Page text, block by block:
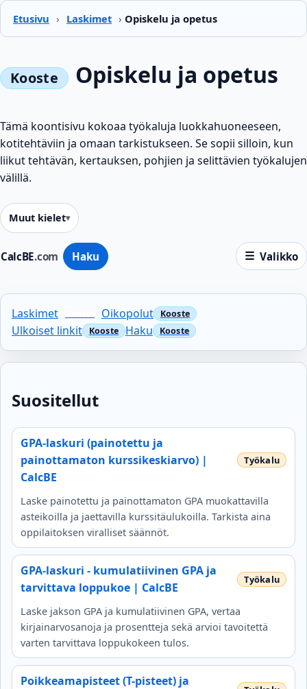
Etusivu › Laskimet › Opiskelu ja opetus
CalcBE.com Haku Valikko
Opiskelu ja opetus
Tämä koontisivu kokoaa työkaluja luokkahuoneeseen,
kotitehtäviin ja omaan tarkistukseen. Se sopii silloin, kun
liikut tehtävän, kertauksen, pohjien ja selittävien työkalujen
välillä.
Muut kielet
Laskimet
Oikopolut
Ulkoiset linkit
Haku
Suositellut
GPA-laskuri (painotettu ja
painottamaton kurssikeskiarvo) |
CalcBE
Laske painotettu ja painottamaton GPA muokattavilla
asteikoilla ja jaettavilla kurssitäulukoilla. Tarkista aina
oppilaitoksen viralliset säännöt.
GPA-laskuri - kumulatiivinen GPA ja
tarvittava loppukoe | CalcBE
Laske jakson GPA ja kumulatiivinen GPA, vertaa
kirjainarvosanoja ja prosentteja sekä arvioi tavoitettä
varten tarvittava loppukokeen tulos.
Poikkeamapisteet (T-pisteet) ja